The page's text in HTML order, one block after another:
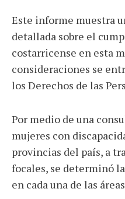
Este informe muestra
detallada sobre el
costarricense en esta
consideraciones se
los Derechos de las
Por medio de una
mujeres con
provincias del país, a
focales, se determinó
en cada una de las